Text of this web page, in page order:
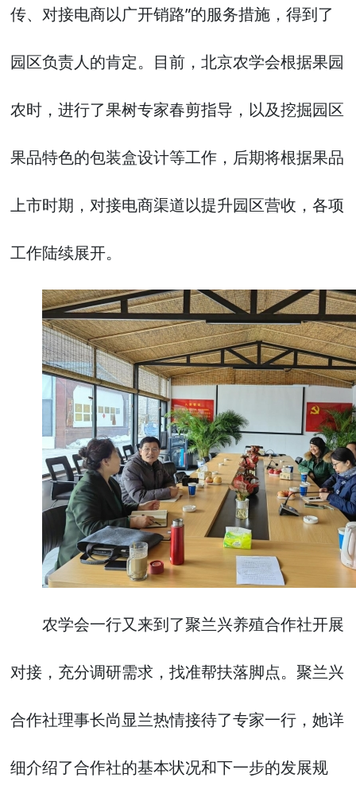
传、对接电商以广开销路”的服务措施，得到了
园区负责人的肯定。目前，北京农学会根据果园
农时，进行了果树专家春剪指导，以及挖掘园区
果品特色的包装盒设计等工作，后期将根据果品
上市时期，对接电商渠道以提升园区营收，各项
工作陆续展开。
农学会一行又来到了聚兰兴养殖合作社开展
对接，充分调研需求，找准帮扶落脚点。聚兰兴
合作社理事长尚显兰热情接待了专家一行，她详
细介绍了合作社的基本状况和下一步的发展规